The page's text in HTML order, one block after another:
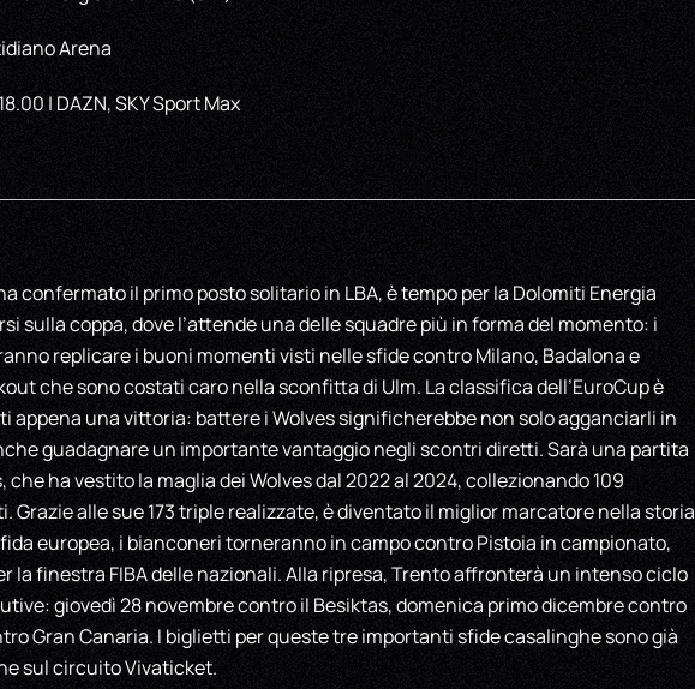
Arena
| DAZN, SKY Sport Max
confermato il primo posto solitario in LBA, è tempo per la Dolomiti Energia
sulla coppa, dove l’attende una delle squadre più in forma del momento: i
replicare i buoni momenti visti nelle sfide contro Milano, Badalona e
che sono costati caro nella sconfitta di Ulm. La classifica dell’EuroCup è
appena una vittoria: battere i Wolves significherebbe non solo agganciarli in
guadagnare un importante vantaggio negli scontri diretti. Sarà una partita
ha vestito la maglia dei Wolves dal 2022 al 2024, collezionando 109
Grazie alle sue 173 triple realizzate, è diventato il miglior marcatore nella storia
europea, i bianconeri torneranno in campo contro Pistoia in campionato,
la finestra FIBA delle nazionali. Alla ripresa, Trento affronterà un intenso ciclo
giovedì 28 novembre contro il Besiktas, domenica primo dicembre contro
Gran Canaria. I biglietti per queste tre importanti sfide casalinghe sono già
sul circuito Vivaticket.